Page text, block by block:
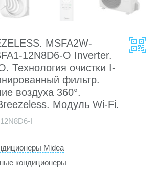
MSFA2W-
12N8D6-O Inverter.
Технология очистки I-
фильтр.
воздуха 360°.
Модуль Wi-Fi.
I
Midea
кондиционеры